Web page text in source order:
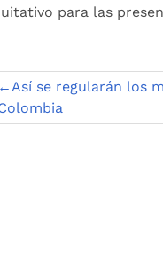
para las
Así se regularán los